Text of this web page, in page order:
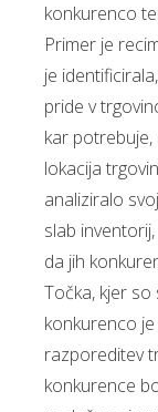
konkurenco
Primer je
je
pride v
kar potrebuje,
lokacija
analiziralo
slab
da jih
Točka, kjer
konkurenco
razporeditev
konkurence